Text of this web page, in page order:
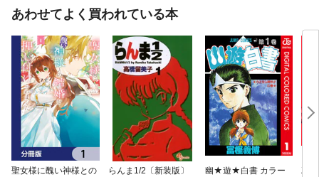
あわせてよく買われている本
聖女様に醜い神様との
らんま1/2〔新装版〕
幽★遊★白書 カラー